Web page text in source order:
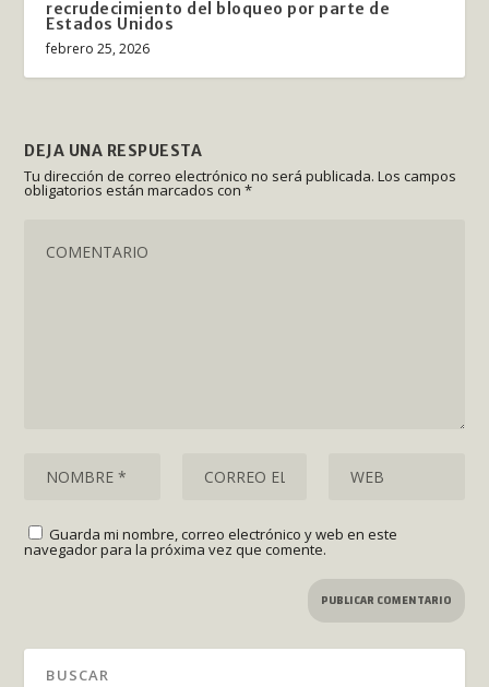
recrudecimiento del bloqueo por parte de
Estados Unidos
febrero 25, 2026
DEJA UNA RESPUESTA
Tu dirección de correo electrónico no será publicada. Los campos
obligatorios están marcados con*
Guarda mi nombre, correo electrónico y web en este
navegador para la próxima vez que comente.